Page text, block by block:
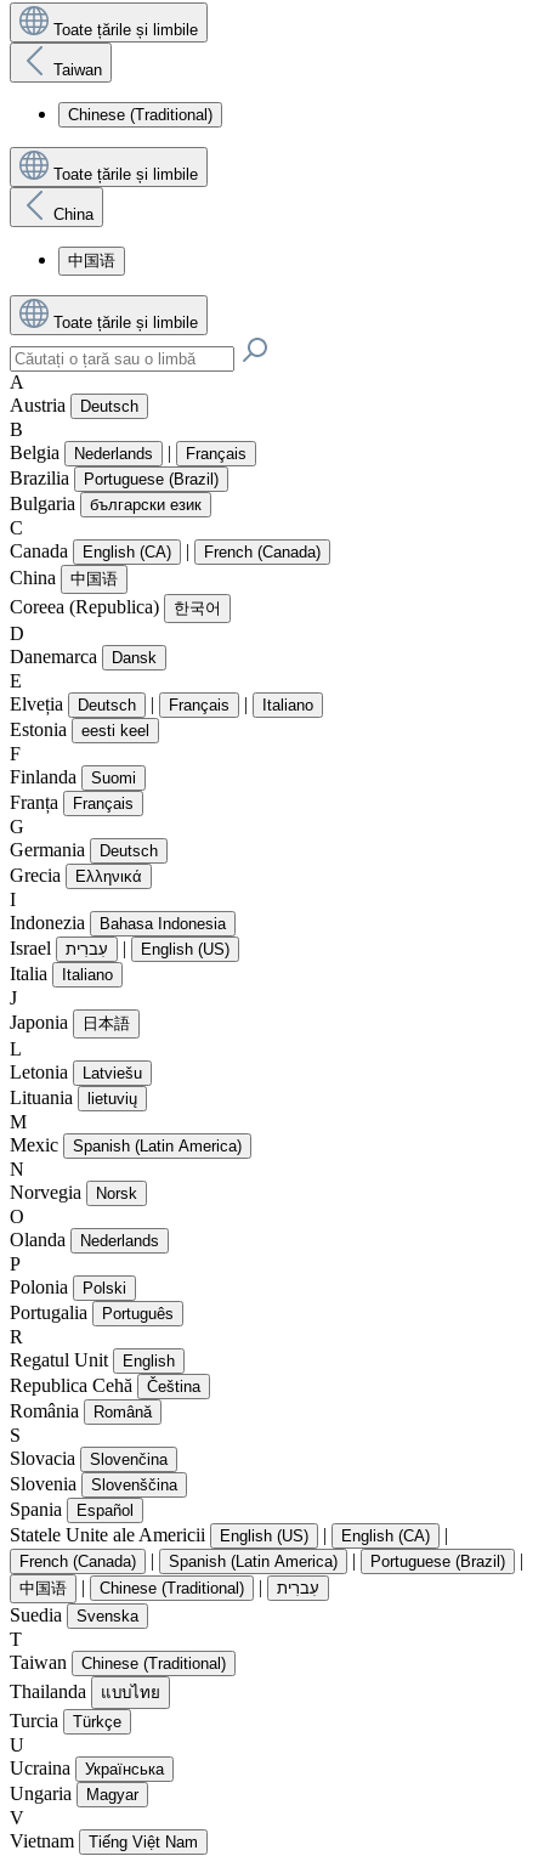
Toate țările și limbile
Taiwan
Chinese (Traditional)
Toate țările și limbile
China
中国语
Toate țările și limbile
A
Austria
Deutsch
B
Belgia
Nederlands | Français
Brazilia Portuguese (Brazil)
Bulgaria български език
C
Canada
English (CA) | French (Canada)
China 中国语
Coreea (Republica) 한국어
D
Danemarca
Dansk
E
Elveția
Deutsch | Français | Italiano
Estonia eesti keel
F
Finlanda
Suomi
Franța Français
G
Germania
Deutsch
Grecia Ελληνικά
I
Indonezia
Bahasa Indonesia
Israel עִברִית | English (US)
Italia Italiano
J
Japonia
日本語
L
Letonia
Latviešu
Lituania lietuvių
M
Mexic
Spanish (Latin America)
N
Norvegia
Norsk
O
Olanda
Nederlands
P
Polonia
Polski
Portugalia Português
R
Regatul Unit
English
Republica Cehă Čeština
România Română
S
Slovacia
Slovenčina
Slovenia Slovenščina
Spania Español
Statele Unite ale Americii English (US) | English (CA) |
French (Canada) | Spanish (Latin America) | Portuguese (Brazil) |
中国语 | Chinese (Traditional) | עִברִית
Suedia Svenska
T
Taiwan
Chinese (Traditional)
Thailanda แบบไทย
Turcia Türkçe
U
Ucraina
Українська
Ungaria Magyar
V
Vietnam
Tiếng Việt Nam